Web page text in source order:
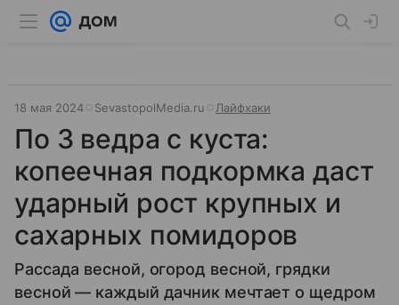
18 мая 2024 SevastopolMedia.ru Лайфхаки
По 3 ведра с куста:
копеечная подкормка даст
ударный рост крупных и
сахарных помидоров
Рассада весной, огород весной, грядки
весной — каждый дачник мечтает о щедром